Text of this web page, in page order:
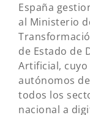
España
al Ministerio
de Estado de
Artificial,
autónomos
todos los
nacional a